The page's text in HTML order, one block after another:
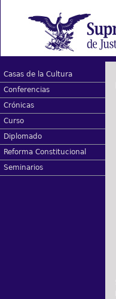
Casas de la Cultura
Conferencias
Crónicas
Curso
Diplomado
Reforma Constitucional
Seminarios